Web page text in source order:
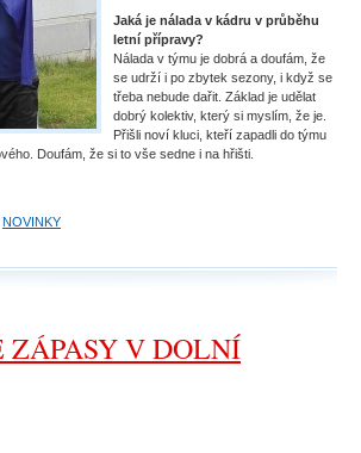
Jaká je nálada v kádru v průběhu
letní přípravy?
Nálada v týmu je dobrá a doufám, že
se udrží i po zbytek sezony, i když se
třeba nebude dařit. Základ je udělat
dobrý kolektiv, který si myslím, že je.
Přišli noví kluci, kteří zapadli do týmu
Doufám, že si to vše sedne i na hřišti.
NOVINKY
ZÁPASY V DOLNÍ